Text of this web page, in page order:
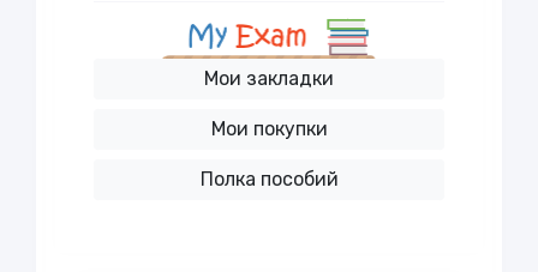
Мои закладки
Мои покупки
Полка пособий